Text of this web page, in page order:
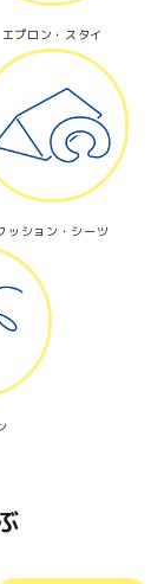
する
エプロン・スタイ
ッション・シーツ